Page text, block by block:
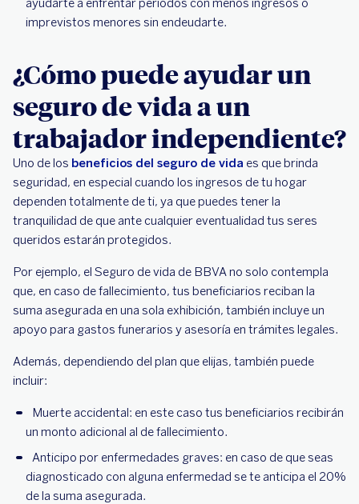
ayudarte a enfrentar periodos con menos ingresos o
imprevistos menores sin endeudarte.
¿Cómo puede ayudar un
seguro de vida a un
trabajador independiente?
Uno de los beneficios del seguro de vida es que brinda
seguridad, en especial cuando los ingresos de tu hogar
dependen totalmente de ti, ya que puedes tener la
tranquilidad de que ante cualquier eventualidad tus seres
queridos estarán protegidos.
Por ejemplo, el Seguro de vida de BBVA no solo contempla
que, en caso de fallecimiento, tus beneficiarios reciban la
suma asegurada en una sola exhibición, también incluye un
apoyo para gastos funerarios y asesoría en trámites legales.
Además, dependiendo del plan que elijas, también puede
incluir:
Muerte accidental: en este caso tus beneficiarios recibirán
un monto adicional al de fallecimiento.
Anticipo por enfermedades graves: en caso de que seas
diagnosticado con alguna enfermedad se te anticipa el 20%
de la suma asegurada.